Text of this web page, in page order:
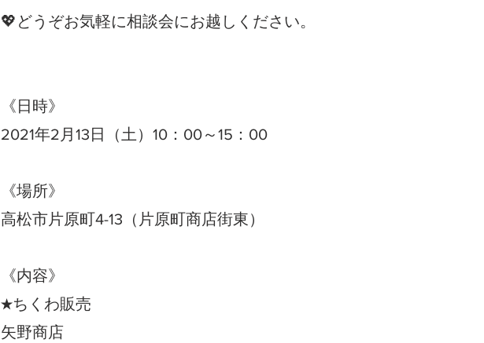
💖どうぞお気軽に相談会にお越しください。
《日時》
2021年2月13日（土）10：00～15：00
《場所》
高松市片原町4-13（片原町商店街東）
《内容》
★ちくわ販売
矢野商店